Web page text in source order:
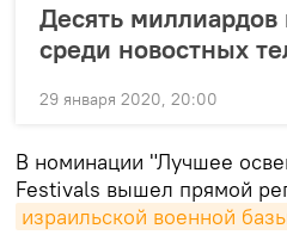
Десять
среди новостных
29 января 2020, 20:00
В номинации "Лучшее
Festivals вышел прямой
израильской военной